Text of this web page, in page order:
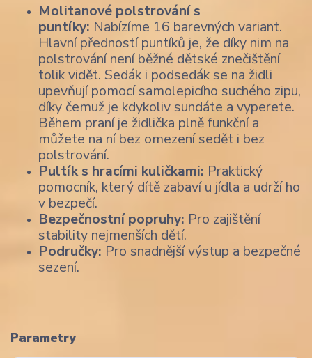
Molitanové polstrování s
puntíky: Nabízíme 16 barevných variant.
Hlavní předností puntíků je, že díky nim na
polstrování není běžné dětské znečištění
tolik vidět. Sedák i podsedák se na židli
upevňují pomocí samolepicího suchého zipu,
díky čemuž je kdykoliv sundáte a vyperete.
Během praní je židlička plně funkční a
můžete na ní bez omezení sedět i bez
polstrování.
Pultík s hracími kuličkami: Praktický
pomocník, který dítě zabaví u jídla a udrží ho
v bezpečí.
Bezpečnostní popruhy: Pro zajištění
stability nejmenších dětí.
Područky: Pro snadnější výstup a bezpečné
sezení.
Parametry